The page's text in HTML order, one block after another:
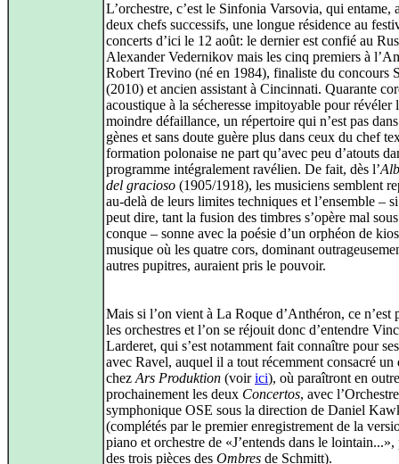
L’orchestre, c’est le Sinfonia Varsovia, qui entame,
deux chefs successifs, une longue résidence au
concerts d’ici le 12 août: le dernier est confié au
Alexander Vedernikov mais les cinq premiers à
Robert Trevino (né en 1984), finaliste du concours
(2010) et ancien assistant à Cincinnati. Quarante
acoustique à la sécheresse impitoyable pour révéler
moindre défaillance, un répertoire qui n’est pas dans
gènes et sans doute guère plus dans ceux du chef
formation polonaise ne part qu’avec peu d’atouts
programme intégralement ravélien. De fait, dès l’
del gracioso (1905/1918), les musiciens semblent
au-delà de leurs limites techniques et l’ensemble –
peut dire, tant la fusion des timbres s’opère mal
conque – sonne avec la poésie d’un orphéon de
musique où les quatre cors, dominant
autres pupitres, auraient pris le pouvoir.
Mais si l’on vient à La Roque d’Anthéron, ce n’est
les orchestres et l’on se réjouit donc d’entendre
Larderet, qui s’est notamment fait connaître pour
avec Ravel, auquel il a tout récemment consacré un
chez Ars Produktion (voirici), où paraîtront en
prochainement les deux Concertos, avec l’Orchestre
symphonique OSE sous la direction de Daniel
(complétés par le premier enregistrement de la
piano et orchestre de «J’entends dans le lointain...»,
des trois pièces des Ombres de Schmitt).